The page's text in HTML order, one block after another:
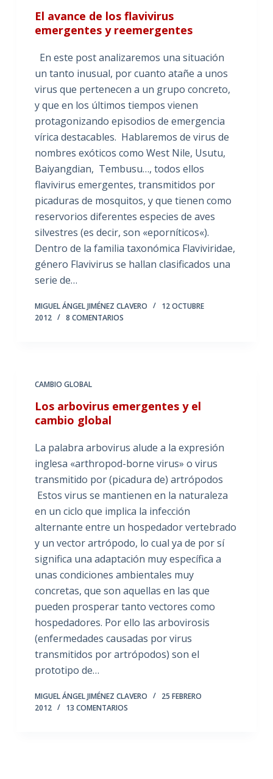
El avance de los flavivirus
emergentes y reemergentes
En este post analizaremos una situación
un tanto inusual, por cuanto atañe a unos
virus que pertenecen a un grupo concreto,
y que en los últimos tiempos vienen
protagonizando episodios de emergencia
vírica destacables. Hablaremos de virus de
nombres exóticos como West Nile, Usutu,
Baiyangdian, Tembusu…, todos ellos
flavivirus emergentes, transmitidos por
picaduras de mosquitos, y que tienen como
reservorios diferentes especies de aves
silvestres (es decir, son «eporníticos«).
Dentro de la familia taxonómica Flaviviridae,
género Flavivirus se hallan clasificados una
serie de…
MIGUEL ÁNGEL JIMÉNEZ CLAVERO
12 OCTUBRE
2012
8 COMENTARIOS
CAMBIO GLOBAL
Los arbovirus emergentes y el
cambio global
La palabra arbovirus alude a la expresión
inglesa «arthropod-borne virus» o virus
transmitido por (picadura de) artrópodos
Estos virus se mantienen en la naturaleza
en un ciclo que implica la infección
alternante entre un hospedador vertebrado
y un vector artrópodo, lo cual ya de por sí
significa una adaptación muy específica a
unas condiciones ambientales muy
concretas, que son aquellas en las que
pueden prosperar tanto vectores como
hospedadores. Por ello las arbovirosis
(enfermedades causadas por virus
transmitidos por artrópodos) son el
prototipo de…
MIGUEL ÁNGEL JIMÉNEZ CLAVERO
25 FEBRERO
2012
13 COMENTARIOS